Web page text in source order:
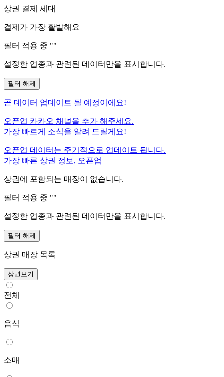
상권 결제 세대
결제가 가장 활발해요
필터 적용 중 ""
설정한 업종과 관련된 데이터만을 표시합니다.
필터 해제
곧 데이터 업데이트 될 예정이에요!
오픈업 카카오 채널을 추가 해주세요.
가장 빠르게 소식을 알려 드릴게요!
오픈업 데이터는 주기적으로 업데이트 됩니다.
가장 빠른 상권 정보, 오픈업
상권에 포함되는 매장이 없습니다.
필터 적용 중 ""
설정한 업종과 관련된 데이터만을 표시합니다.
필터 해제
상권 매장 목록
상권보기
전체
음식
소매